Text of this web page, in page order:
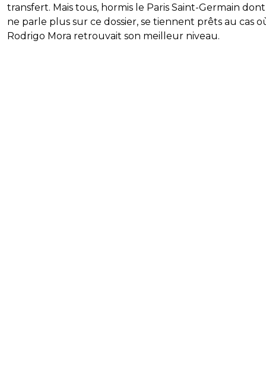
transfert. Mais tous, hormis le Paris Saint-Germain
ne parle plus sur ce dossier, se tiennent prêts au cas
Rodrigo Mora retrouvait son meilleur niveau.